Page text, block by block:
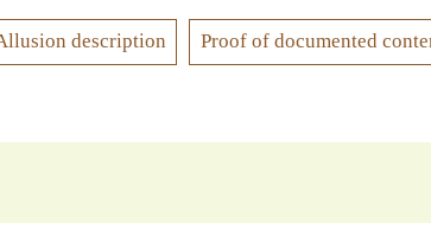
description Proof of documented